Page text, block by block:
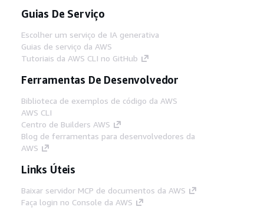
Guias De Serviço
Escolher um serviço de IA generativa
Guias de serviço da AWS
Tutoriais da AWS CLI no GitHub
Ferramentas De Desenvolvedor
Biblioteca de exemplos de código da AWS
AWS CLI
Centro de Builders AWS
Blog de ferramentas para desenvolvedores da
AWS
Links Úteis
Baixar servidor MCP de documentos da AWS
Faça login no Console da AWS